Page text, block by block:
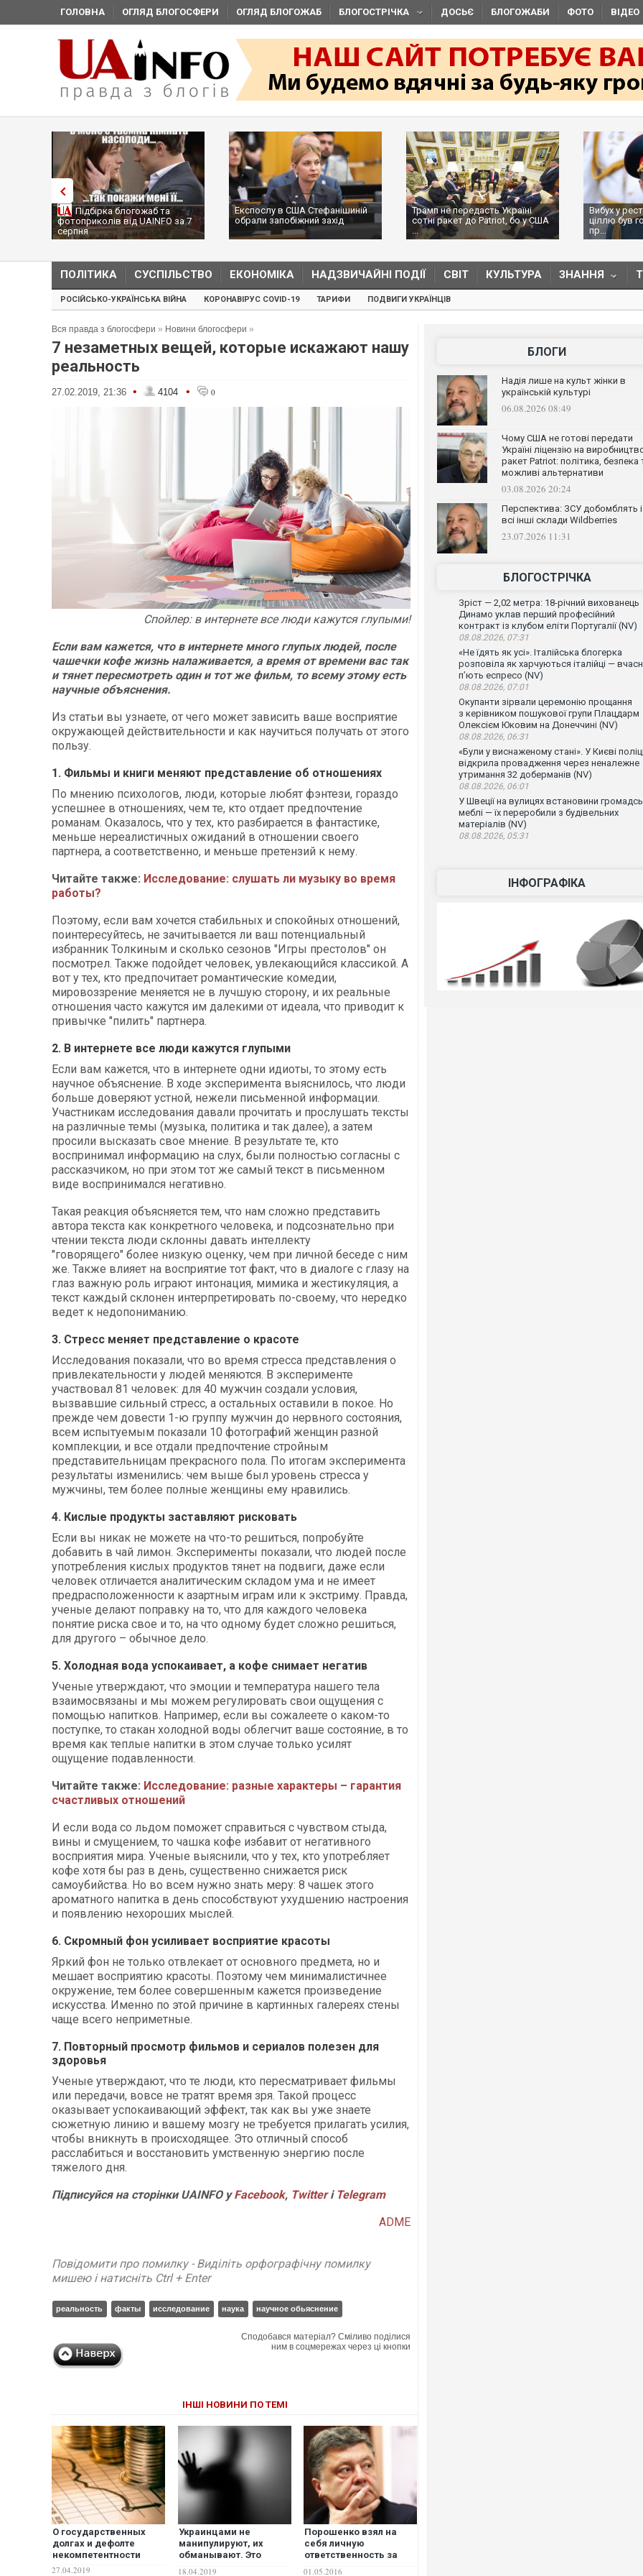
ГОЛОВНА ОГЛЯД БЛОГОСФЕРИ ОГЛЯД БЛОГОЖАБ БЛОГОСТРІЧКА ДОСЬЄ БЛОГОЖАБИ ФОТО ВІДЕО
Підбірка блогожаб та
фотоприколів від UAINFO за 7
серпня
Експослу в США Стефанішиній
обрали запобіжний захід
Трамп не передасть Україні
сотні ракет до Patriot, бо у США
...
Вибух у
ціллю був
пр...
ПОЛІТИКА СУСПІЛЬСТВО ЕКОНОМІКА НАДЗВИЧАЙНІ ПОДІЇ СВІТ КУЛЬТУРА ЗНАННЯ
РОСІЙСЬКО-УКРАЇНСЬКА ВІЙНА КОРОНАВІРУС COVID-19 ТАРИФИ ПОДВИГИ УКРАЇНЦІВ
Вся правда з блогосфери » Новини блогосфери »
7 незаметных вещей, которые искажают нашу
реальность
27.02.2019, 21:36 • 4104 • 0
Спойлер: в интернете все люди кажутся глупыми!
Если вам кажется, что в интернете много глупых людей, после
чашечки кофе жизнь налаживается, а время от времени вас так
и тянет пересмотреть один и тот же фильм, то всему этому есть
научные объяснения.
Из статьи вы узнаете, от чего может зависить ваше восприятие
окружающей действительности и как научиться получать от этого
пользу.
1. Фильмы и книги меняют представление об отношениях
По мнению психологов, люди, которые любят фэнтези, гораздо
успешнее в отношениях, чем те, кто отдает предпочтение
романам. Оказалось, что у тех, кто разбирается в фантастике,
меньше нереалистичных ожиданий в отношении своего
партнера, а соответственно, и меньше претензий к нему.
Читайте также: Исследование: слушать ли музыку во время
работы?
Поэтому, если вам хочется стабильных и спокойных отношений,
поинтересуйтесь, не зачитывается ли ваш потенциальный
избранник Толкиным и сколько сезонов "Игры престолов" он
посмотрел. Также подойдет человек, увлекающийся классикой. А
вот у тех, кто предпочитает романтические комедии,
мировоззрение меняется не в лучшую сторону, и их реальные
отношения часто кажутся им далекими от идеала, что приводит к
привычке "пилить" партнера.
2. В интернете все люди кажутся глупыми
Если вам кажется, что в интернете одни идиоты, то этому есть
научное объяснение. В ходе эксперимента выяснилось, что люди
больше доверяют устной, нежели письменной информации.
Участникам исследования давали прочитать и прослушать тексты
на различные темы (музыка, политика и так далее), а затем
просили высказать свое мнение. В результате те, кто
воспринимал информацию на слух, были полностью согласны с
рассказчиком, но при этом тот же самый текст в письменном
виде воспринимался негативно.
Такая реакция объясняется тем, что нам сложно представить
автора текста как конкретного человека, и подсознательно при
чтении текста люди склонны давать интеллекту
"говорящего" более низкую оценку, чем при личной беседе с ним
же. Также влияет на восприятие тот факт, что в диалоге с глазу на
глаз важную роль играют интонация, мимика и жестикуляция, а
текст каждый склонен интерпретировать по-своему, что нередко
ведет к недопониманию.
3. Стресс меняет представление о красоте
Исследования показали, что во время стресса представления о
привлекательности у людей меняются. В эксперименте
участвовал 81 человек: для 40 мужчин создали условия,
вызвавшие сильный стресс, а остальных оставили в покое. Но
прежде чем довести 1-ю группу мужчин до нервного состояния,
всем испытуемым показали 10 фотографий женщин разной
комплекции, и все отдали предпочтение стройным
представительницам прекрасного пола. По итогам эксперимента
результаты изменились: чем выше был уровень стресса у
мужчины, тем более полные женщины ему нравились.
4. Кислые продукты заставляют рисковать
Если вы никак не можете на что-то решиться, попробуйте
добавить в чай лимон. Эксперименты показали, что людей после
употребления кислых продуктов тянет на подвиги, даже если
человек отличается аналитическим складом ума и не имеет
предрасположенности к азартным играм или к экстриму. Правда,
ученые делают поправку на то, что для каждого человека
понятие риска свое и то, на что одному будет сложно решиться,
для другого – обычное дело.
5. Холодная вода успокаивает, а кофе снимает негатив
Ученые утверждают, что эмоции и температура нашего тела
взаимосвязаны и мы можем регулировать свои ощущения с
помощью напитков. Например, если вы сожалеете о каком-то
поступке, то стакан холодной воды облегчит ваше состояние, в то
время как теплые напитки в этом случае только усилят
ощущение подавленности.
Читайте также: Исследование: разные характеры – гарантия
счастливых отношений
И если вода со льдом поможет справиться с чувством стыда,
вины и смущением, то чашка кофе избавит от негативного
восприятия мира. Ученые выяснили, что у тех, кто употребляет
кофе хотя бы раз в день, существенно снижается риск
самоубийства. Но во всем нужно знать меру: 8 чашек этого
ароматного напитка в день способствуют ухудшению настроения
и появлению нехороших мыслей.
6. Скромный фон усиливает восприятие красоты
Яркий фон не только отвлекает от основного предмета, но и
мешает восприятию красоты. Поэтому чем минималистичнее
окружение, тем более совершенным кажется произведение
искусства. Именно по этой причине в картинных галереях стены
чаще всего неприметные.
7. Повторный просмотр фильмов и сериалов полезен для
здоровья
Ученые утверждают, что те люди, кто пересматривает фильмы
или передачи, вовсе не тратят время зря. Такой процесс
оказывает успокаивающий эффект, так как вы уже знаете
сюжетную линию и вашему мозгу не требуется прилагать усилия,
чтобы вникнуть в происходящее. Это отличный способ
расслабиться и восстановить умственную энергию после
тяжелого дня.
Підписуйся на сторінки UAINFO уFacebook, Twitter і Telegram
ADME
Повідомити про помилку - Виділіть орфографічну помилку
мишею і натисніть Ctrl + Enter
реальность факты исследование наука научное обьяснение
Сподобався матеріал? Сміливо поділися
ним в соцмережах через ці кнопки
ІНШІ НОВИНИ ПО ТЕМІ
О государственных
долгах и дефолте
некомпетентности
27.04.2019
Украинцами не
манипулируют, их
обманывают. Это
18.04.2019
Порошенко взял на
себя личную
ответственность за
01.05.2016
БЛОГИ
Надія лише на культ жінки в
українській культурі
06.08.2026 08:49
Чому США не готові передати
Україні ліцензію на
ракет Patriot: політика, безпека
можливі альтернативи
03.08.2026 20:24
Перспектива: ЗСУ добомблять і
всі інші склади Wildberries
23.07.2026 11:31
БЛОГОСТРІЧКА
Зріст — 2,02 метра: 18-річний вихованець
Динамо уклав перший професійний
контракт із клубом еліти Португалії (NV)
08.08.2026, 07:31
«Не їдять як усі». Італійська блогерка
розповіла як харчуються італійці —
п’ють еспресо (NV)
08.08.2026, 07:01
Окупанти зірвали церемонію прощання
з керівником пошукової групи Плацдарм
Олексієм Юковим на Донеччині (NV)
08.08.2026, 06:31
«Були у виснаженому стані». У Києві
відкрила провадження через неналежне
утримання 32 доберманів (NV)
08.08.2026, 06:01
У Швеції на вулицях встановини
меблі — їх переробили з будівельних
матеріалів (NV)
08.08.2026, 05:31
ІНФОГРАФІКА